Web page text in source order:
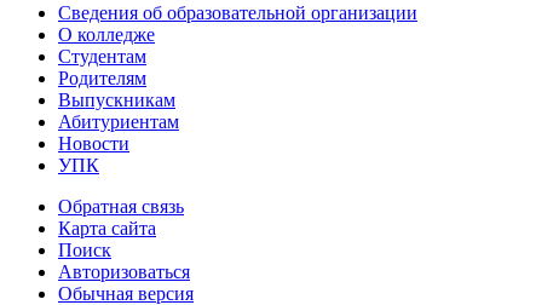
Сведения об образовательной организации
О колледже
Студентам
Родителям
Выпускникам
Абитуриентам
Новости
УПК
Обратная связь
Карта сайта
Поиск
Авторизоваться
Обычная версия